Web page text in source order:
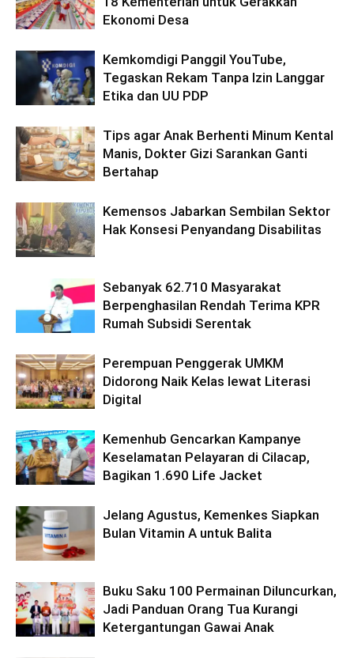
Ekonomi Desa
Kemkomdigi Panggil YouTube,
Tegaskan Rekam Tanpa Izin Langgar
Etika dan UU PDP
Tips agar Anak Berhenti Minum Kental
Manis, Dokter Gizi Sarankan Ganti
Bertahap
Kemensos Jabarkan Sembilan Sektor
Hak Konsesi Penyandang Disabilitas
Sebanyak 62.710 Masyarakat
Berpenghasilan Rendah Terima KPR
Rumah Subsidi Serentak
Perempuan Penggerak UMKM
Didorong Naik Kelas lewat Literasi
Digital
Kemenhub Gencarkan Kampanye
Keselamatan Pelayaran di Cilacap,
Bagikan 1.690 Life Jacket
Jelang Agustus, Kemenkes Siapkan
Bulan Vitamin A untuk Balita
Buku Saku 100 Permainan Diluncurkan,
Jadi Panduan Orang Tua Kurangi
Ketergantungan Gawai Anak